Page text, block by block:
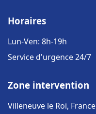
Horaires
Lun-Ven: 8h-19h
Service d'urgence 24/7
Zone intervention
Villeneuve le Roi, France